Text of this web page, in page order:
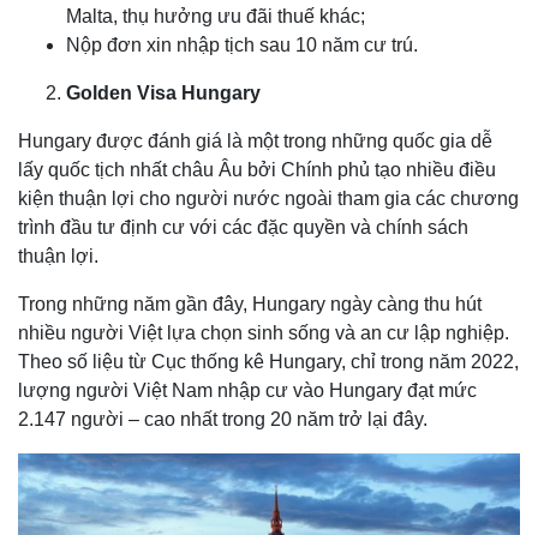
Malta, thụ hưởng ưu đãi thuế khác;
Nộp đơn xin nhập tịch sau 10 năm cư trú.
Golden Visa Hungary
Hungary được đánh giá là một trong những quốc gia dễ
lấy quốc tịch nhất châu Âu bởi Chính phủ tạo nhiều điều
kiện thuận lợi cho người nước ngoài tham gia các chương
trình đầu tư định cư với các đặc quyền và chính sách
thuận lợi.
Trong những năm gần đây, Hungary ngày càng thu hút
nhiều người Việt lựa chọn sinh sống và an cư lập nghiệp.
Theo số liệu từ Cục thống kê Hungary, chỉ trong năm 2022,
lượng người Việt Nam nhập cư vào Hungary đạt mức
2.147 người – cao nhất trong 20 năm trở lại đây.